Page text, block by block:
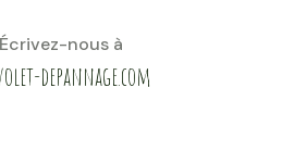
nous à
depannage.com